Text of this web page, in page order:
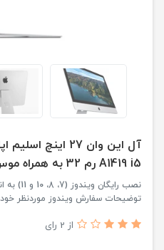
A1419 i5 رم 32 به همراه موس و کیبرد
نصب
توضیحات سفارش ویندوز موردنظر خود
از 2 رای